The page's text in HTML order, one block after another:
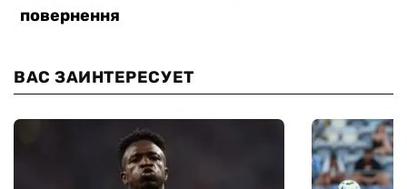
ВАС ЗАИНТЕРЕСУЕТ